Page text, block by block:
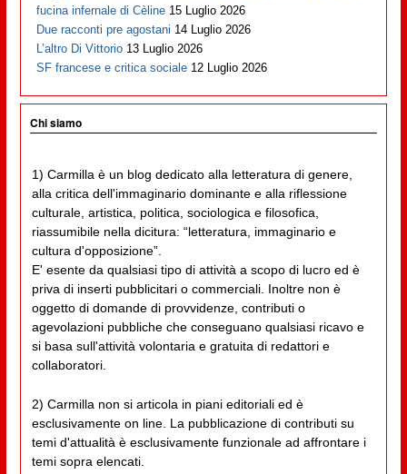
fucina infernale di Cèline 15 Luglio 2026
Due racconti pre agostani 14 Luglio 2026
L’altro Di Vittorio 13 Luglio 2026
SF francese e critica sociale 12 Luglio 2026
Chi siamo
1) Carmilla è un blog dedicato alla letteratura di genere,
alla critica dell'immaginario dominante e alla riflessione
culturale, artistica, politica, sociologica e filosofica,
riassumibile nella dicitura: “letteratura, immaginario e
cultura d'opposizione”.
E' esente da qualsiasi tipo di attività a scopo di lucro ed è
priva di inserti pubblicitari o commerciali. Inoltre non è
oggetto di domande di provvidenze, contributi o
agevolazioni pubbliche che conseguano qualsiasi ricavo e
si basa sull'attività volontaria e gratuita di redattori e
collaboratori.
2) Carmilla non si articola in piani editoriali ed è
esclusivamente on line. La pubblicazione di contributi su
temi d'attualità è esclusivamente funzionale ad affrontare i
temi sopra elencati.